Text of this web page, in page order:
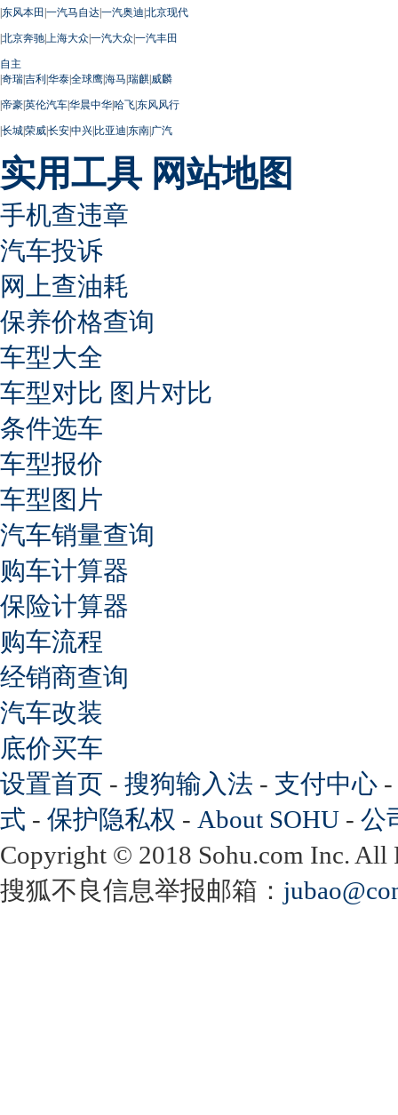
|东风本田 |一汽马自达|一汽奥迪|北京现代
|北京奔驰| 上海大众|一汽大众|一汽丰田
自主
|奇瑞|吉利|华泰|全球鹰|海马|瑞麒|威麟
|帝豪|英伦汽车|华晨中华|哈飞|东风风行
|长城|荣威|长安|中兴|比亚迪|东南|广汽
实用工具 网站地图
手机查违章
汽车投诉
网上查油耗
保养价格查询
车型大全
车型对比 图片对比
条件选车
车型报价
车型图片
汽车销量查询
购车计算器
保险计算器
购车流程
经销商查询
汽车改装
底价买车
设置首页 - 搜狗输入法 - 支付中心 -
式 - 保护隐私权 - About SOHU - 公
Copyright © 2018 Sohu.com Inc.
搜狐不良信息举报邮箱：